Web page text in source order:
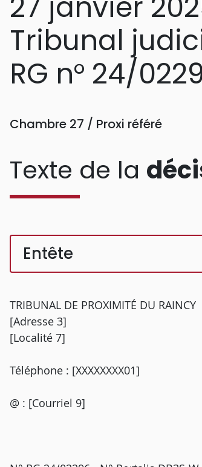
Tribunal
RG n° 24/
Chambre 27 / Proxi référé
Texte de la
Entête
TRIBUNAL DE PROXIMITÉ DU RAINCY
[Adresse 3]
[Localité 7]
Téléphone : [XXXXXXXX01]
@ : [Courriel 9]